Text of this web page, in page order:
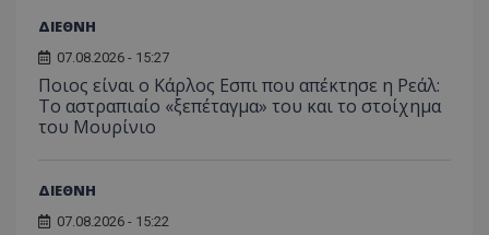
ΔΙΕΘΝΗ
07.08.2026 - 15:27
Ποιος είναι ο Κάρλος Εσπι που απέκτησε η Ρεάλ:
Το αστραπιαίο «ξεπέταγμα» του και το στοίχημα
του Μουρίνιο
ΔΙΕΘΝΗ
07.08.2026 - 15:22